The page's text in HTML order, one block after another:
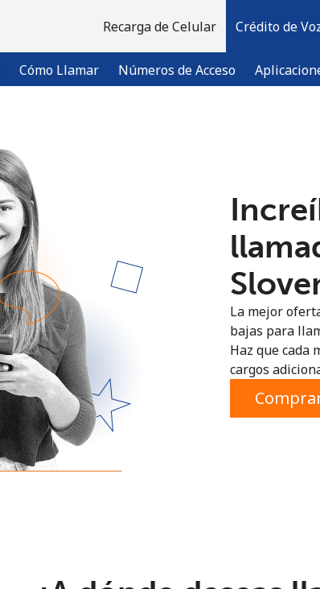
Recarga de Celular Crédito de
Cómo Llamar Números de Acceso
¿Ya tienes una cuenta? Inicia
Regístrate con
La mejor
bajas para
Haz que cada
cargos